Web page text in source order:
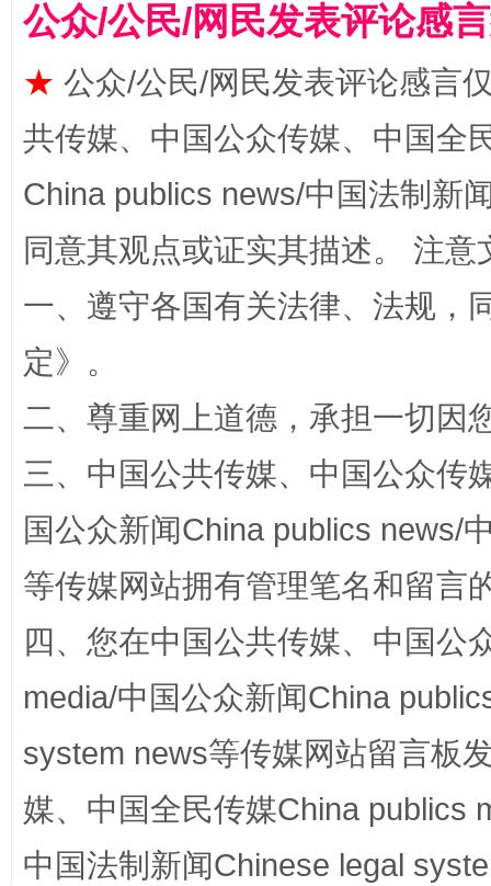
站台名比不上好声名
公众/公民/网民发表评论感
★ 公众/公民/网民发表评论感言
共传媒、中国公众传媒、中国全
China publics news/中国法制新
同意其观点或证实其描述。 注
一、遵守各国有关法律、法规，
定》。
二、尊重网上道德，承担一切因
三、中国公共传媒、中国公众传
国公众新闻China publics news/
等传媒网站拥有管理笔名和留言
四、您在中国公共传媒、中国公
media/中国公众新闻China
system news等传媒网站留言板
媒、中国全民传媒China publics
中国法制新闻Chinese legal